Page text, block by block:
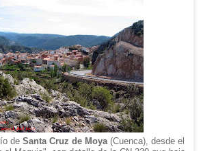
de Santa Cruz de Moya(Cuenca), desde el